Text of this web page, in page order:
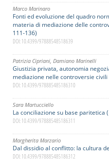
Marco Marinaro
Fonti ed evoluzione del quadro
materia di mediazione delle
111-136)
DOI: 10.4399/97888548518639
Patrizia Cipriani, Damiano Marinelli
Giustizia privata, autonomia
mediazione nelle controversie
DOI: 10.4399/978885485186310
Sara Martucciello
La conciliazione su base paritetica
DOI: 10.4399/978885485186311
Margherita Marzario
Dal dissidio al conflitto: la cultura
DOI: 10.4399/978885485186312